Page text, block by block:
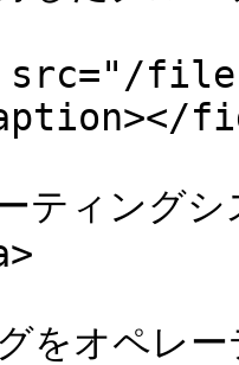
ティング
をオペレ